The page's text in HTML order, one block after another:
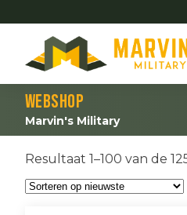
Webshop
Marvin's Military
Resultaat 1–100 van de